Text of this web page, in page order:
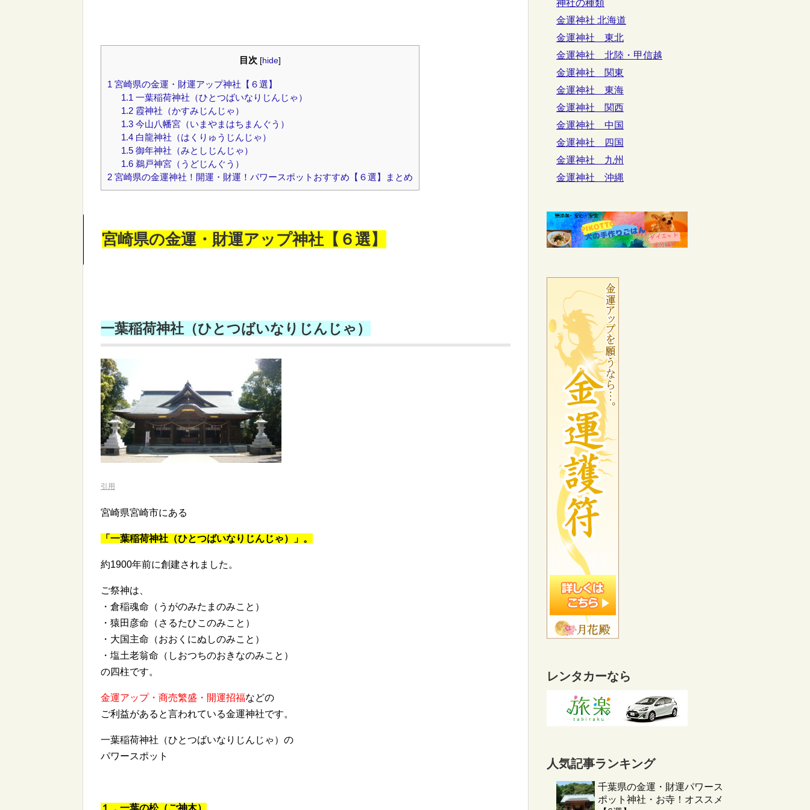
目次 [hide]
1 宮崎県の金運・財運アップ神社【６選】
1.1 一葉稲荷神社（ひとつばいなりじんじゃ）
1.2霞神社（かすみじんじゃ）
1.3今山八幡宮（いまやまはちまんぐう）
1.4白龍神社（はくりゅうじんじゃ）
1.5御年神社（みとしじんじゃ）
1.6鵜戸神宮（うどじんぐう）
2 宮崎県の金運神社！開運・財運！パワースポットおすすめ【６選】まとめ
宮崎県の金運・財運アップ神社【６選】
一葉稲荷神社（ひとつばいなりじんじゃ）
引用
宮崎県宮崎市にある
「一葉稲荷神社（ひとつばいなりじんじゃ）」。
約1900年前に創建されました。
ご祭神は、
・倉稲魂命（うがのみたまのみこと）
・猿田彦命（さるたひこのみこと）
・大国主命（おおくにぬしのみこと）
・塩土老翁命（しおつちのおきなのみこと）
の四柱です。
金運アップ・商売繁盛・開運招福などの
ご利益があると言われている金運神社です。
一葉稲荷神社（ひとつばいなりじんじゃ）の
パワースポット
１，一葉の松（ご神木）
神社の種類
金運神社 北海道
金運神社 東北
金運神社 北陸・甲信越
金運神社 関東
金運神社 東海
金運神社 関西
金運神社 中国
金運神社 四国
金運神社 九州
金運神社 沖縄
レンタカーなら
人気記事ランキング
千葉県の金運・財運パワース
ポット神社・お寺！オススメ